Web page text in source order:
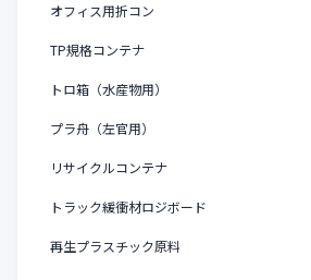
オフィス用折コン
TP規格コンテナ
トロ箱（水産物用）
プラ舟（左官用）
リサイクルコンテナ
トラック緩衝材ロジボード
再生プラスチック原料